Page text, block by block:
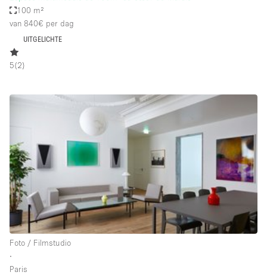
Boetiek / Winkel
Boot
Evenementruimte
Foto / Filmstudio
Hal
Herenhuis / Huis
Kantoorruimte
100 m²
van 840€ per dag
UITGELICHTE
5(2)
Foto / Filmstudio
∙
Paris